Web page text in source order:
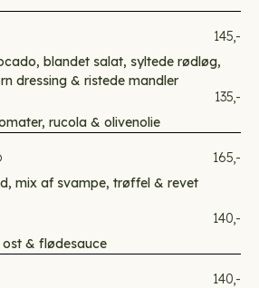
145,-
blandet salat, syltede rødløg,
dressing & ristede mandler
135,-
rucola & olivenolie
165,-
mix af svampe, trøffel & revet
140,-
& flødesauce
140,-